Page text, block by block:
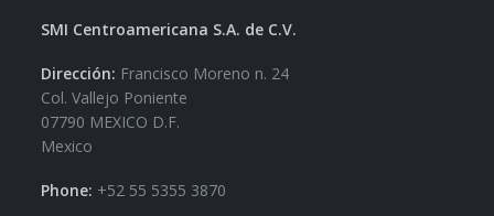
SMI Centroamericana S.A. de C.V.
Dirección: Francisco Moreno n. 24
Col. Vallejo Poniente
07790 MEXICO D.F.
Mexico
Phone: +52 55 5355 3870